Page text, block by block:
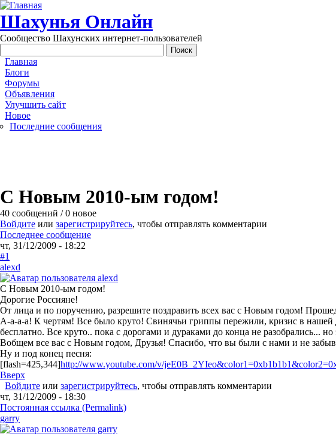
Перейти к основному содержанию
Шахунья Онлайн
Сообщество Шахунских интернет-пользователей
Main menu
Главная
Блоги
Форумы
Объявления
Улучшить сайт
Новое
Последние сообщения
С Новым 2010-ым годом!
40 сообщений / 0 новое
Войдите или зарегистрируйтесь, чтобы отправлять комментарии
Последнее сообщение
чт, 31/12/2009 - 18:22
#1
alexd
С Новым 2010-ым годом!
Дорогие Россияне!
От лица и по поручению, разрешите поздравить всех вас с Новым годом!
А-а-а-а! К чертям! Все было круто! Свинячьи гриппы пережили, кризис в нашей
бесплатно. Все круто.. пока с дорогами и дураками до конца не разобрались...
Вобщем все вас с Новым годом, Друзья! Спасибо, что вы были с нами и не
Ну и под конец песня:
[flash=425,344]http://www.youtube.com/v/
Вверх
Войдите или зарегистрируйтесь, чтобы отправлять комментарии
чт, 31/12/2009 - 18:30
Постоянная ссылка (Permalink)
garry